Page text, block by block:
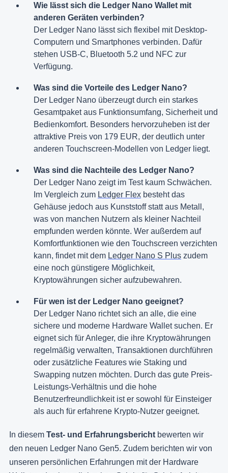
Wie lässt sich die Ledger Nano Wallet mit
anderen Geräten verbinden?
Der Ledger Nano lässt sich flexibel mit Desktop-
Computern und Smartphones verbinden. Dafür
stehen USB-C, Bluetooth 5.2 und NFC zur
Verfügung.
Was sind die Vorteile des Ledger Nano?
Der Ledger Nano überzeugt durch ein starkes
Gesamtpaket aus Funktionsumfang, Sicherheit und
Bedienkomfort. Besonders hervorzuheben ist der
attraktive Preis von 179 EUR, der deutlich unter
anderen Touchscreen-Modellen von Ledger liegt.
Was sind die Nachteile des Ledger Nano?
Der Ledger Nano zeigt im Test kaum Schwächen.
Im Vergleich zum Ledger Flex besteht das
Gehäuse jedoch aus Kunststoff statt aus Metall,
was von manchen Nutzern als kleiner Nachteil
empfunden werden könnte. Wer außerdem auf
Komfortfunktionen wie den Touchscreen verzichten
kann, findet mit dem Ledger Nano S Plus zudem
eine noch günstigere Möglichkeit,
Kryptowährungen sicher aufzubewahren.
Für wen ist der Ledger Nano geeignet?
Der Ledger Nano richtet sich an alle, die eine
sichere und moderne Hardware Wallet suchen. Er
eignet sich für Anleger, die ihre Kryptowährungen
regelmäßig verwalten, Transaktionen durchführen
oder zusätzliche Features wie Staking und
Swapping nutzen möchten. Durch das gute Preis-
Leistungs-Verhältnis und die hohe
Benutzerfreundlichkeit ist er sowohl für Einsteiger
als auch für erfahrene Krypto-Nutzer geeignet.
In diesem Test- und Erfahrungsbericht bewerten wir
den neuen Ledger Nano Gen5. Zudem berichten wir von
unseren persönlichen Erfahrungen mit der Hardware